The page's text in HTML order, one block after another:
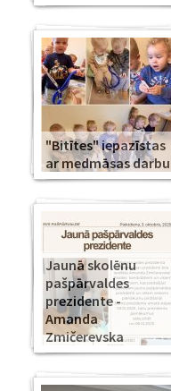
"Bitītes" iepazīstas
ar medmāsas darbu
Jaunā skolēnu
pašpārvaldes
prezidente -
Amanda
Zmičerevska